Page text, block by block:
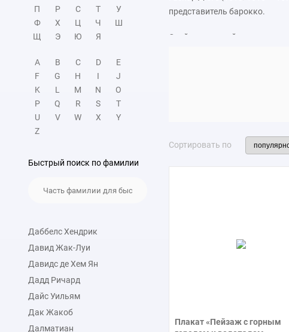
П
Р С Т
У
Ф
Х Ц Ч
Ш
Щ
Э Ю Я
A B C D
E
F
G H I
J
K
L M N
O
P
Q R S
T
U
V W X
Y
Z
Быстрый поиск по фамилии
Даббелс Хендрик
Давид Жак-Луи
Давидс де Хем Ян
Дадд Ричард
Дайс Уильям
Дак Жакоб
Далматиан
представитель барокко.
Свой творческий путь
практически одними
античные мотивы. Автор
Исследователи часто
свободной, дикой и более
Среди известных
«Архангел Рафаил с
Сортировать по
Плакат «Пейзаж с горным